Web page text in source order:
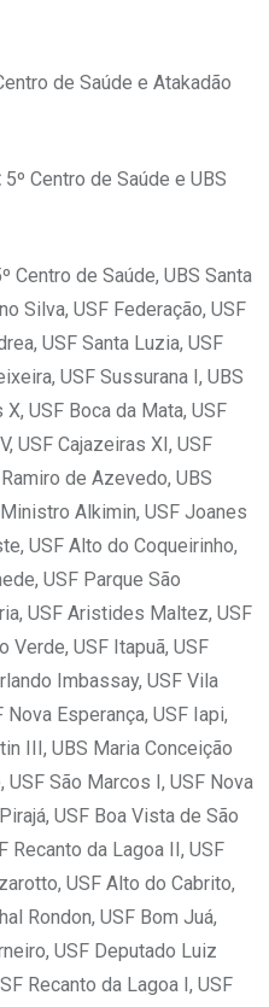
de Saúde e Atakadão
5º Centro de Saúde e UBS
Centro de Saúde, UBS Santa
Silva, USF Federação, USF
USF Santa Luzia, USF
USF Sussurana I, UBS
USF Boca da Mata, USF
USF Cajazeiras XI, USF
de Azevedo, UBS
Alkimin, USF Joanes
USF Alto do Coqueirinho,
USF Parque São
USF Aristides Maltez, USF
Verde, USF Itapuã, USF
Imbassay, USF Vila
Esperança, USF Iapi,
III, UBS Maria Conceição
USF São Marcos I, USF Nova
USF Boa Vista de São
Recanto da Lagoa II, USF
USF Alto do Cabrito,
Rondon, USF Bom Juá,
USF Deputado Luiz
Recanto da Lagoa I, USF